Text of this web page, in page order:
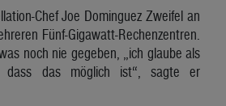
Chef Joe Dominguez Zweifel an
Fünf-Gigawatt-Rechenzentren.
noch nie gegeben, „ich glaube als
dass das möglich ist“, sagte er